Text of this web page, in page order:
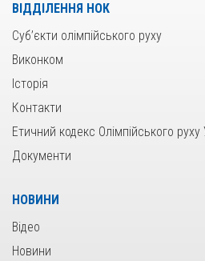
ВІДДІЛЕННЯ НОК
Суб’єкти олімпійського руху
Виконком
Історія
Контакти
Етичний кодекс Олімпійського руху
Документи
НОВИНИ
Відео
Новини